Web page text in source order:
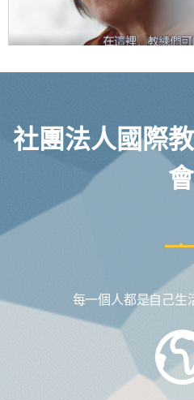
社團法人國際
會
每一個人都是自己生